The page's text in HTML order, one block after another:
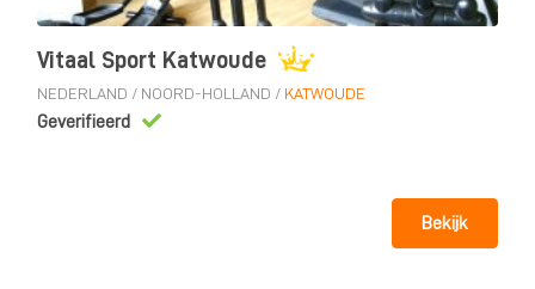
Vitaal Sport Katwoude
NEDERLAND / NOORD-HOLLAND / KATWOUDE
Bekijk
Geverifieerd